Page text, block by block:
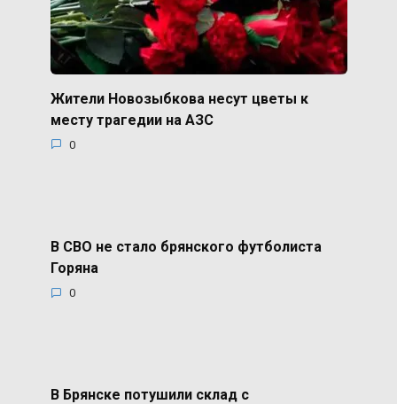
Жители Новозыбкова несут цветы к
месту трагедии на АЗС
0
В СВО не стало брянского футболиста
Горяна
0
В Брянске потушили склад с